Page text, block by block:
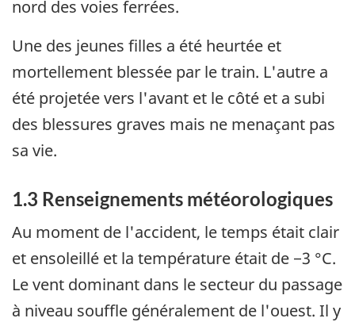
nord des voies ferrées.
Une des jeunes filles a été heurtée et
mortellement blessée par le train. L'autre a
été projetée vers l'avant et le côté et a subi
des blessures graves mais ne menaçant pas
sa vie.
1.3 Renseignements météorologiques
Au moment de l'accident, le temps était clair
et ensoleillé et la température était de −3 °C.
Le vent dominant dans le secteur du passage
à niveau souffle généralement de l'ouest. Il y